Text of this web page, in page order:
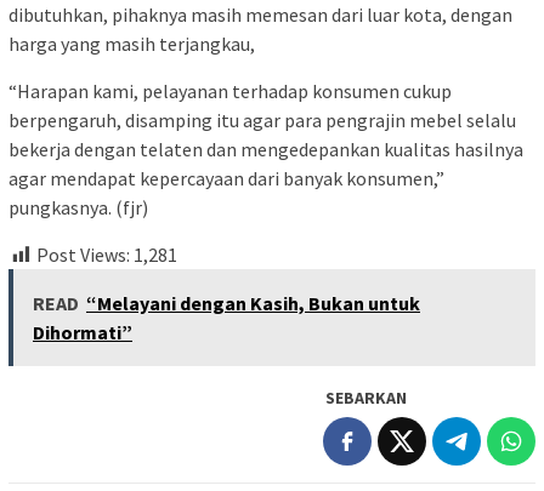
dibutuhkan, pihaknya masih memesan dari luar kota, dengan
harga yang masih terjangkau,
“Harapan kami, pelayanan terhadap konsumen cukup
berpengaruh, disamping itu agar para pengrajin mebel selalu
bekerja dengan telaten dan mengedepankan kualitas hasilnya
agar mendapat kepercayaan dari banyak konsumen,”
pungkasnya. (fjr)
Post Views: 1,281
READ “Melayani dengan Kasih, Bukan untuk
Dihormati”
SEBARKAN